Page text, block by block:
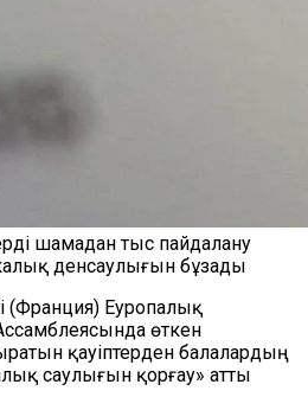
шамадан тыс пайдалану
денсаулығын бұзады
(Франция) Еуропалық
өткен
қауіптерден балалардың
саулығын қорғау» атты